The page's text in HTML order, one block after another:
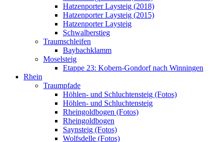
Hatzenporter Laysteig (2018)
Hatzenporter Laysteig (2015)
Hatzenporter Laysteig
Schwalberstieg
Traumschleifen
Baybachklamm
Moselsteig
Etappe 23: Kobern-Gondorf nach Winningen
Rhein
Traumpfade
Höhlen- und Schluchtensteig (Fotos)
Höhlen- und Schluchtensteig
Rheingoldbogen (Fotos)
Rheingoldbogen
Saynsteig (Fotos)
Wolfsdelle (Fotos)